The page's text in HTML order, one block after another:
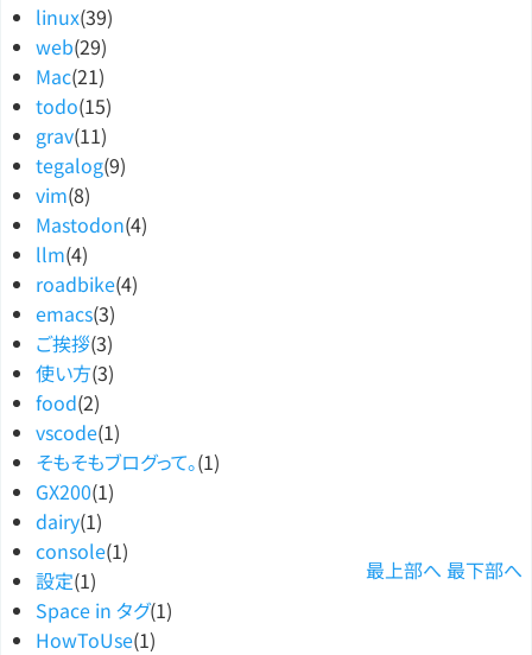
linux(39)
web(29)
Mac(21)
todo(15)
grav(11)
tegalog(9)
vim(8)
Mastodon(4)
llm(4)
roadbike(4)
emacs(3)
ご挨拶(3)
使い方(3)
food(2)
vscode(1)
そもそもブログって。(1)
GX200(1)
dairy(1)
console(1)
設定(1)
Space in タグ(1)
HowToUse(1)
最上部へ 最下部へ